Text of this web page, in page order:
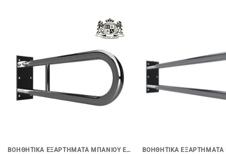
ΒΟΗΘΗΤΙΚΑ ΕΞΑΡΤΗΜΑΤΑ ΜΠΑΝΙΟΥ ΕΝΗΛΙΚΩΝ & Α.ΜΕ.Α